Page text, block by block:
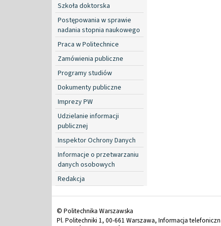
Szkoła doktorska
Postępowania w sprawie
nadania stopnia naukowego
Praca w Politechnice
Zamówienia publiczne
Programy studiów
Dokumenty publiczne
Imprezy PW
Udzielanie informacji
publicznej
Inspektor Ochrony Danych
Informacje o przetwarzaniu
danych osobowych
Redakcja
© Politechnika Warszawska
Pl. Politechniki 1, 00-661 Warszawa, Informacja